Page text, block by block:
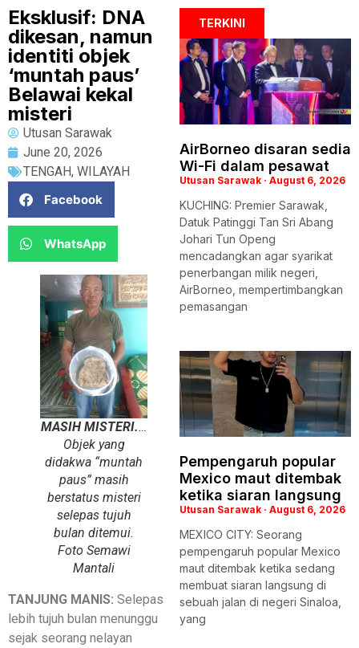
Eksklusif: DNA
dikesan, namun
identiti objek
‘muntah paus’
Belawai kekal
misteri
Utusan Sarawak
June 20, 2026
TENGAH, WILAYAH
Facebook
WhatsApp
MASIH MISTERI.…
Objek yang
didakwa “muntah
paus” masih
berstatus misteri
selepas tujuh
bulan ditemui.
Foto Semawi
Mantali
TANJUNG MANIS: Selepas
lebih tujuh bulan menunggu
sejak seorang nelayan
TERKINI
AirBorneo disaran sedia
Wi-Fi dalam pesawat
Utusan Sarawak August 6, 2026
KUCHING: Premier Sarawak,
Datuk Patinggi Tan Sri Abang
Johari Tun Openg
mencadangkan agar syarikat
penerbangan milik negeri,
AirBorneo, mempertimbangkan
pemasangan
Pempengaruh popular
Mexico maut ditembak
ketika siaran langsung
Utusan Sarawak August 6, 2026
MEXICO CITY: Seorang
pempengaruh popular Mexico
maut ditembak ketika sedang
membuat siaran langsung di
sebuah jalan di negeri Sinaloa,
yang